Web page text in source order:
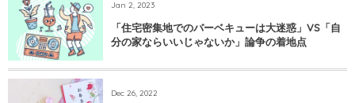
Jan 2, 2023
「住宅密集地でのバーベキューは大迷惑」VS「自
分の家ならいいじゃないか」論争の着地点
Dec 26, 2022